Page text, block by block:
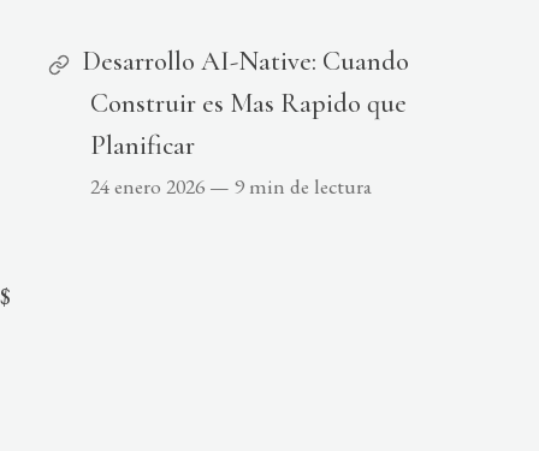
Desarrollo AI-Native: Cuando
Construir es Mas Rapido que
Planificar
24 enero 2026 — 9 min de lectura
$